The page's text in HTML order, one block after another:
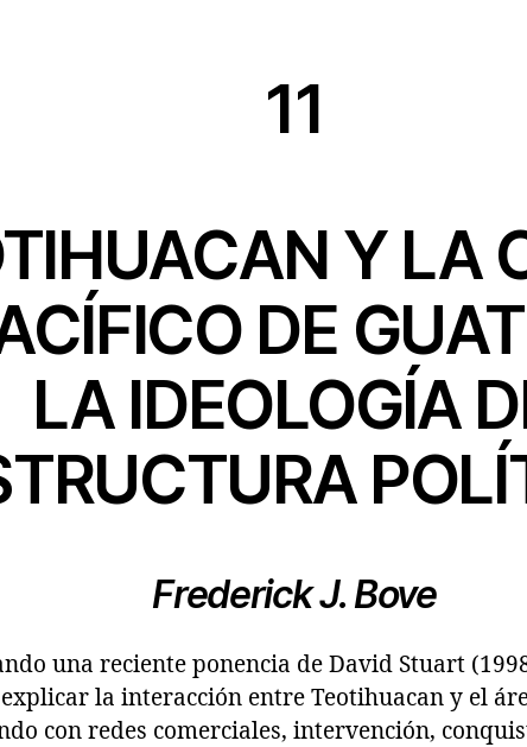
11
Y LA
DE
LA IDEOLOGÍA
Frederick J. Bove
una reciente ponencia de David Stuart
la interacción entre Teotihuacan y el
con redes comerciales, intervención,